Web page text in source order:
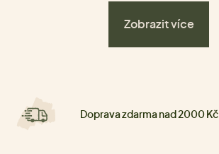
Zobrazit více
Doprava zdarma nad 2000 Kč